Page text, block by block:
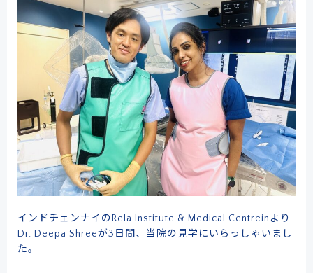
インドチェンナイのRela Institute & Medical Centreinより
Dr. Deepa Shreeが3日間、当院の見学にいらっしゃいまし
た。